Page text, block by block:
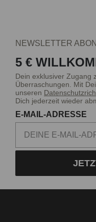
NEWSLETTER
5 €
Dein exklusiver Zugang
Überraschungen. Mit
unseren
Dich jederzeit wieder
E-MAIL-ADRESSE